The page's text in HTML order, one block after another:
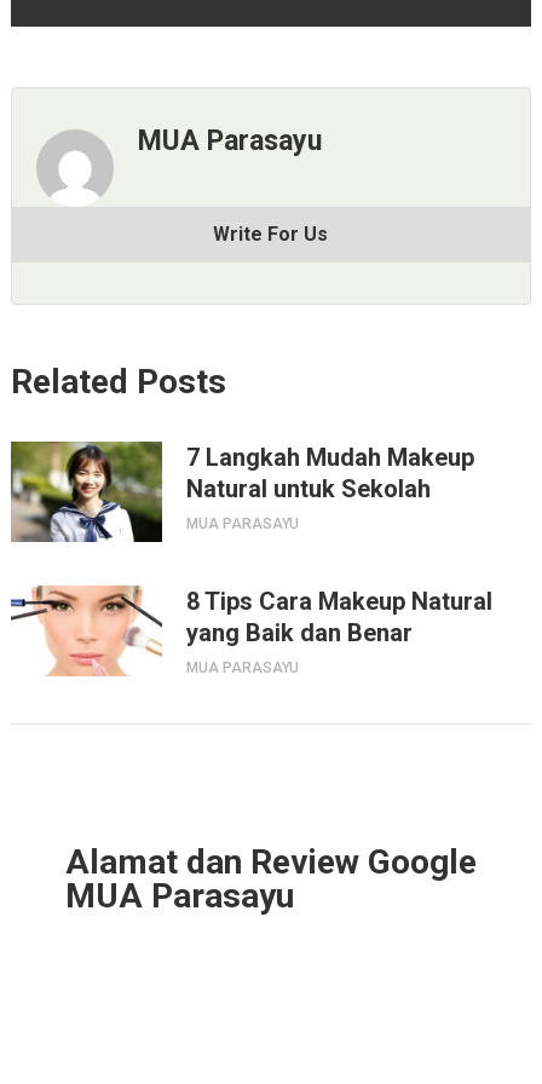
MUA Parasayu
Write For Us
Related Posts
7 Langkah Mudah Makeup
Natural untuk Sekolah
MUA PARASAYU
8 Tips Cara Makeup Natural
yang Baik dan Benar
MUA PARASAYU
Alamat dan Review Google
MUA Parasayu